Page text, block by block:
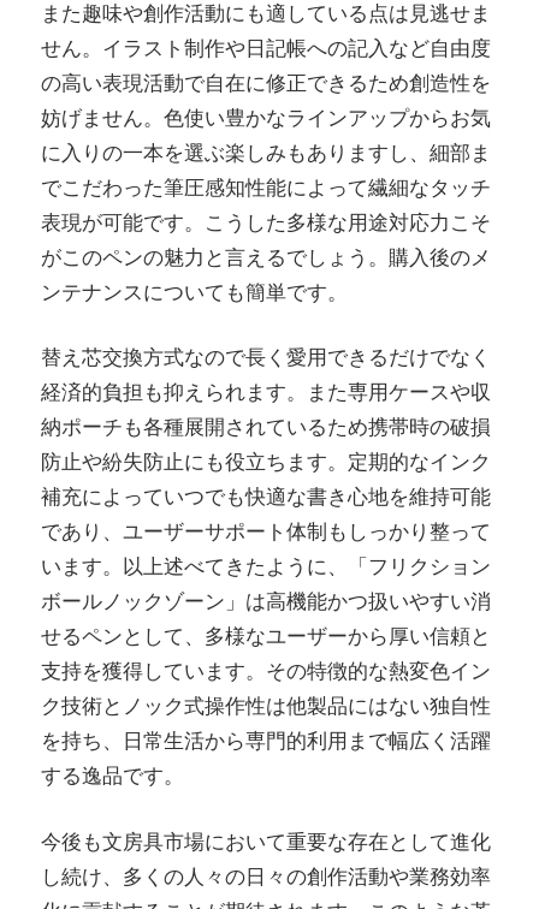
また趣味や創作活動にも適している点は見逃せま
せん。イラスト制作や日記帳への記入など自由度
の高い表現活動で自在に修正できるため創造性を
妨げません。色使い豊かなラインアップからお気
に入りの一本を選ぶ楽しみもありますし、細部ま
でこだわった筆圧感知性能によって繊細なタッチ
表現が可能です。こうした多様な用途対応力こそ
がこのペンの魅力と言えるでしょう。購入後のメ
ンテナンスについても簡単です。
替え芯交換方式なので長く愛用できるだけでなく
経済的負担も抑えられます。また専用ケースや収
納ポーチも各種展開されているため携帯時の破損
防止や紛失防止にも役立ちます。定期的なインク
補充によっていつでも快適な書き心地を維持可能
であり、ユーザーサポート体制もしっかり整って
います。以上述べてきたように、「フリクション
ボールノックゾーン」は高機能かつ扱いやすい消
せるペンとして、多様なユーザーから厚い信頼と
支持を獲得しています。その特徴的な熱変色イン
ク技術とノック式操作性は他製品にはない独自性
を持ち、日常生活から専門的利用まで幅広く活躍
する逸品です。
今後も文房具市場において重要な存在として進化
し続け、多くの人々の日々の創作活動や業務効率